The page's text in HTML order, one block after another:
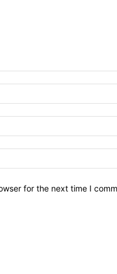
for the next time I